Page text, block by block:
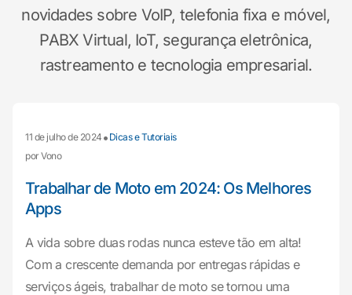
novidades sobre VoIP, telefonia fixa e móvel,
PABX Virtual, IoT, segurança eletrônica,
rastreamento e tecnologia empresarial.
11 de julho de 2024 • Dicas e Tutoriais
por Vono
Trabalhar de Moto em 2024: Os Melhores
Apps
A vida sobre duas rodas nunca esteve tão em alta!
Com a crescente demanda por entregas rápidas e
serviços ágeis, trabalhar de moto se tornou uma